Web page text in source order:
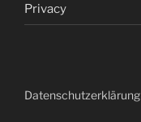
Privacy
Datenschutzerklärung